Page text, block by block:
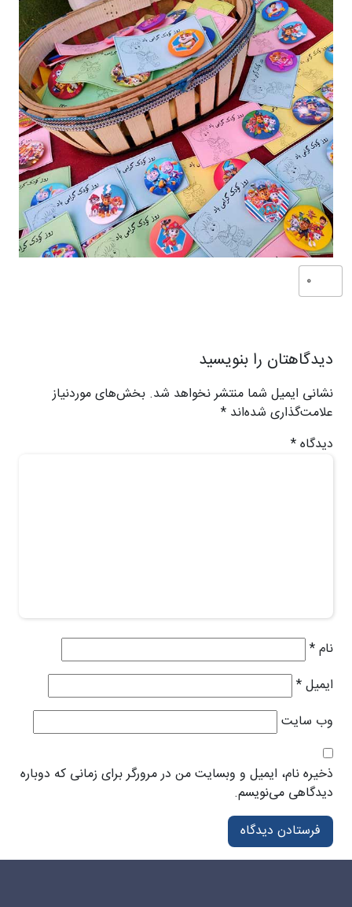
0
دیدگاهتان را بنویسید
نشانی ایمیل شما منتشر نخواهد شد. بخش‌های موردنیاز
علامت‌گذاری شده‌اند *
دیدگاه*
نام*
ایمیل*
وب‌ سایت
ذخیره نام، ایمیل و وبسایت من در مرورگر برای زمانی که دوباره
دیدگاهی می‌نویسم.